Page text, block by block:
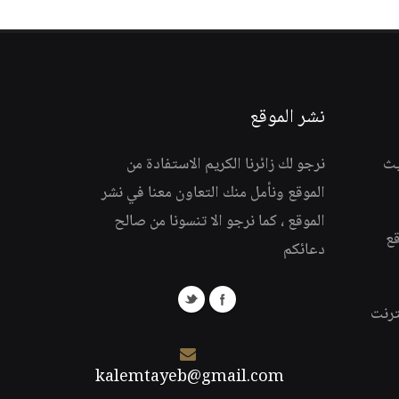
نشر الموقع
نرجو لك زائرنا الكريم الاستفادة من
الموقع ونأمل منك التعاون معنا في نشر
الموقع ، كما نرجو الا تنسونا من صالح
دعائكم
kalemtayeb@gmail.com